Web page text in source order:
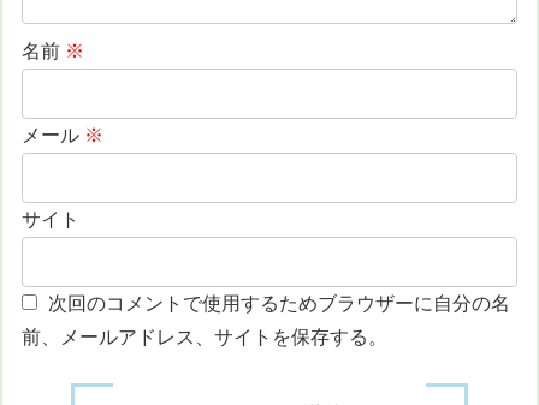
名前 ※
メール ※
サイト
次回のコメントで使用するためブラウザーに自分の名
前、メールアドレス、サイトを保存する。